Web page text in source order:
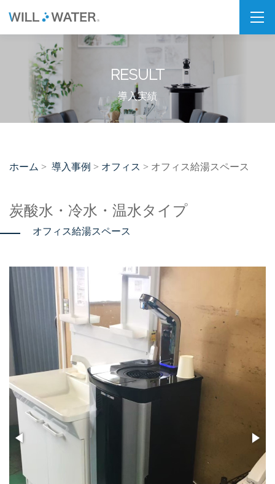
私たちの想い
SDGs
福利厚生
企業情報
拠点・パートナー紹介
製品情報
PSJシリーズ
PSJ-SPARKLING
PSJ-BASIC
ADXシリーズ / ADX
PSJ PROFESSIONAL
PSJ SEPARATE TYPE
導入ギャラリー
オフィス
ホテル・旅館・宿泊施設
RESULT
導入実績
ホーム > 導入事例 > オフィス > オフィス給湯スペース
炭酸水・冷水・温水タイプ
オフィス給湯スペース